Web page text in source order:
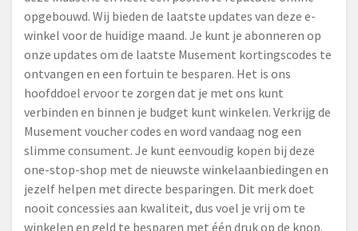
opgebouwd. Wij bieden de laatste updates van deze e-
winkel voor de huidige maand. Je kunt je abonneren op
onze updates om de laatste Musement kortingscodes te
ontvangen en een fortuin te besparen. Het is ons
hoofddoel ervoor te zorgen dat je met ons kunt
verbinden en binnen je budget kunt winkelen. Verkrijg de
Musement voucher codes en word vandaag nog een
slimme consument. Je kunt eenvoudig kopen bij deze
one-stop-shop met de nieuwste winkelaanbiedingen en
jezelf helpen met directe besparingen. Dit merk doet
nooit concessies aan kwaliteit, dus voel je vrij om te
winkelen en geld te besparen met één druk op de knop.